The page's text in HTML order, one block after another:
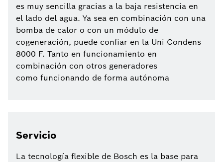
es muy sencilla gracias a la baja resistencia en
el lado del agua. Ya sea en combinación con una
bomba de calor o con un módulo de
cogeneración, puede confiar en la Uni Condens
8000 F. Tanto en funcionamiento en
combinación con otros generadores
como funcionando de forma autónoma
Servicio
La tecnología flexible de Bosch es la base para